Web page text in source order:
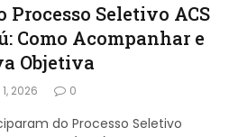
Processo Seletivo ACS
Como Acompanhar e
Objetiva
2026 0
do Processo Seletivo